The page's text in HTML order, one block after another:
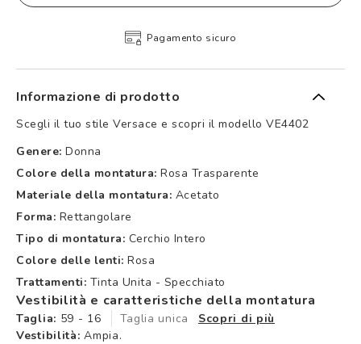
Pagamento sicuro
Informazione di prodotto
Scegli il tuo stile Versace e scopri il modello VE4402
Genere: Donna
Colore della montatura: Rosa Trasparente
Materiale della montatura: Acetato
Forma: Rettangolare
Tipo di montatura: Cerchio Intero
Colore delle lenti: Rosa
Trattamenti: Tinta Unita - Specchiato
Vestibilità e caratteristiche della montatura
Taglia: 59 - 16 Taglia unica
Scopri di più
Vestibilità: Ampia.